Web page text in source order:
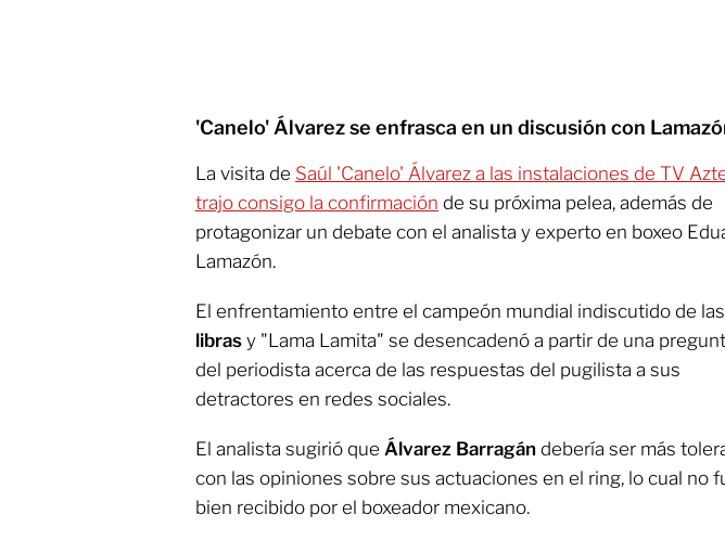
'Canelo' Álvarez se enfrasca en un discusión con
La visita de Saúl 'Canelo' Álvarez a las instalaciones de TV
trajo consigo la confirmación de su próxima pelea, además de
protagonizar un debate con el analista y experto en boxeo
Lamazón.
El enfrentamiento entre el campeón mundial indiscutido de las
libras y "Lama Lamita" se desencadenó a partir de una
del periodista acerca de las respuestas del pugilista a sus
detractores en redes sociales.
El analista sugirió que Álvarez Barragán debería ser más
con las opiniones sobre sus actuaciones en el ring, lo cual no
bien recibido por el boxeador mexicano.